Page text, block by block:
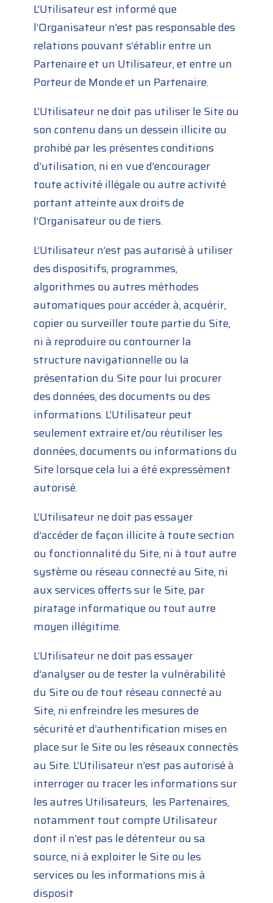
L’Utilisateur est informé que
l’Organisateur n’est pas responsable des
relations pouvant s’établir entre un
Partenaire et un Utilisateur, et entre un
Porteur de Monde et un Partenaire.
L’Utilisateur ne doit pas utiliser le Site ou
son contenu dans un dessein illicite ou
prohibé par les présentes conditions
d’utilisation, ni en vue d’encourager
toute activité illégale ou autre activité
portant atteinte aux droits de
l’Organisateur ou de tiers.
L’Utilisateur n’est pas autorisé à utiliser
des dispositifs, programmes,
algorithmes ou autres méthodes
automatiques pour accéder à, acquérir,
copier ou surveiller toute partie du Site,
ni à reproduire ou contourner la
structure navigationnelle ou la
présentation du Site pour lui procurer
des données, des documents ou des
informations. L’Utilisateur peut
seulement extraire et/ou réutiliser les
données, documents ou informations du
Site lorsque cela lui a été expressément
autorisé.
L’Utilisateur ne doit pas essayer
d’accéder de façon illicite à toute section
ou fonctionnalité du Site, ni à tout autre
système ou réseau connecté au Site, ni
aux services offerts sur le Site, par
piratage informatique ou tout autre
moyen illégitime.
L’Utilisateur ne doit pas essayer
d’analyser ou de tester la vulnérabilité
du Site ou de tout réseau connecté au
Site, ni enfreindre les mesures de
sécurité et d’authentification mises en
place sur le Site ou les réseaux connectés
au Site. L’Utilisateur n’est pas autorisé à
interroger ou tracer les informations sur
les autres Utilisateurs, les Partenaires,
notamment tout compte Utilisateur
dont il n’est pas le détenteur ou sa
source, ni à exploiter le Site ou les
services ou les informations mis à
disposit